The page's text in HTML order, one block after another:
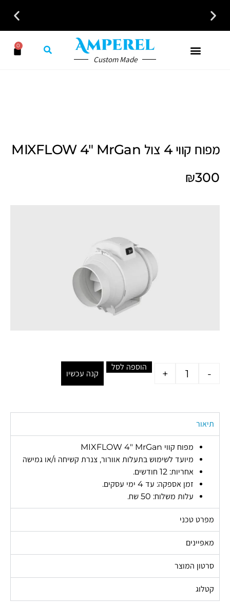
Custom Made
0
מפוח קווי 4 צול MIXFLOW 4″ MrGan
₪300
-
+
הוספה לסל
קנה עכשיו
תיאור
מפוח קווי MIXFLOW 4″ MrGan
מיועד לשימוש בתעלות אוורור, צנרת קשיחה ו/או גמישה
אחריות: 12 חודשים.
זמן אספקה: עד 4 ימי עסקים.
עלות משלוח: 50 שח.
מפרט טכני
מאפיינים
סרטון המוצר
קטלוג